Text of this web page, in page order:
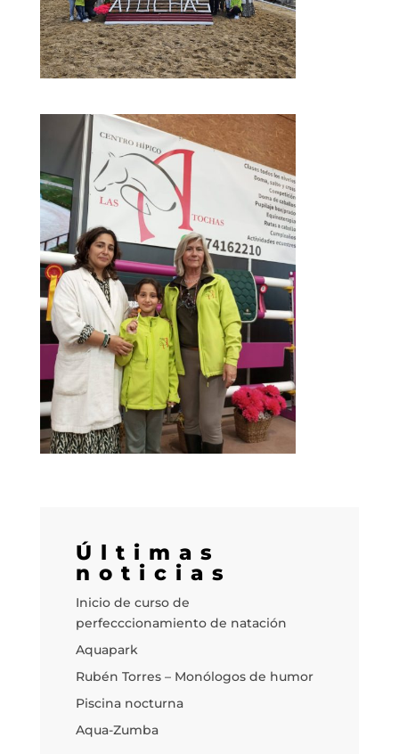
Últimas
noticias
Inicio de curso de
perfecccionamiento de natación
Aquapark
Rubén Torres – Monólogos de humor
Piscina nocturna
Aqua-Zumba